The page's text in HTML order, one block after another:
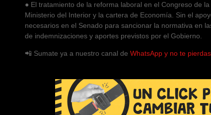
● El tratamiento de la reforma laboral en el Congreso de
Ministerio del Interior y la cartera de Economía. Sin el
necesarios en el Senado para sancionar la normativa en
de indemnizaciones y aportes previstos por el Gobierno.
📲 Sumate ya a nuestro canal de WhatsApp y no te